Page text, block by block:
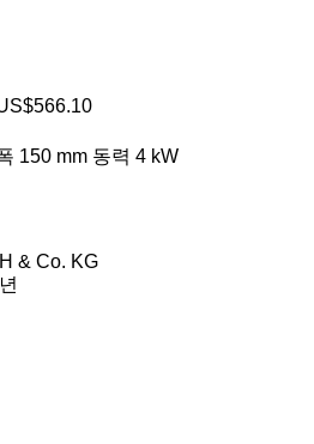
150 mm 동력 4 kW
& Co. KG
년